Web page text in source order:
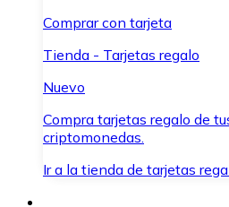
Comprar con tarjeta
Tienda - Tarjetas regalo
Nuevo
Compra tarjetas regalo de
criptomonedas.
Ir a la tienda de tarjetas